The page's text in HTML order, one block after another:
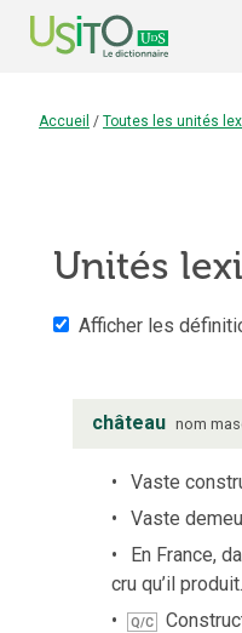
Accueil / Toutes les unités
Unités
Afficher les
château nom
Vaste
Vaste
En France,
cru qu’il produit.
Q/C